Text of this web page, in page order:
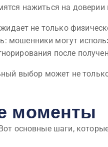
нажиться на доверии
не только
мошенники могут
после
выбор может не
моменты
основные шаги,